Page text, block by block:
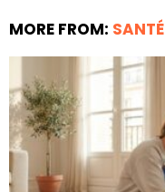
MORE FROM: SANTÉ